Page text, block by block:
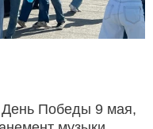
Победы 9 мая,